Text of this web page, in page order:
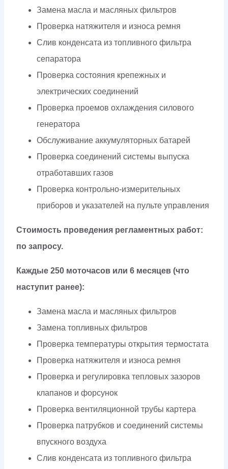
Замена масла и масляных фильтров
Проверка натяжителя и износа ремня
Слив конденсата из топливного фильтра
сепаратора
Проверка состояния крепежных и
электрических соединений
Проверка проемов охлаждения силового
генератора
Обслуживание аккумуляторных батарей
Проверка соединений системы выпуска
отработавших газов
Проверка контрольно-измерительных
приборов и указателей на пульте управления
Стоимость проведения регламентных работ:
по запросу.
Каждые 250 моточасов или 6 месяцев (что
наступит ранее):
Замена масла и масляных фильтров
Замена топливных фильтров
Проверка температуры открытия термостата
Проверка натяжителя и износа ремня
Проверка и регулировка тепловых зазоров
клапанов и форсунок
Проверка вентиляционной трубы картера
Проверка патрубков и соединений системы
впускного воздуха
Слив конденсата из топливного фильтра